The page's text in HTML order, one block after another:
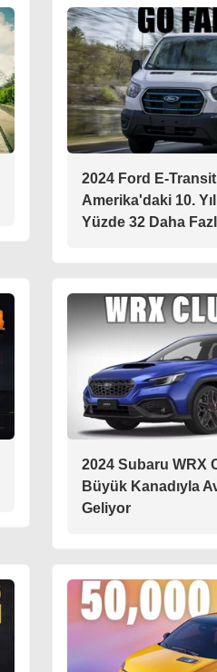
2024 Ford E-
Amerika'daki 10.
Yüzde 32 Daha
2024 Subaru WRX
Büyük Kanadıyla
Geliyor